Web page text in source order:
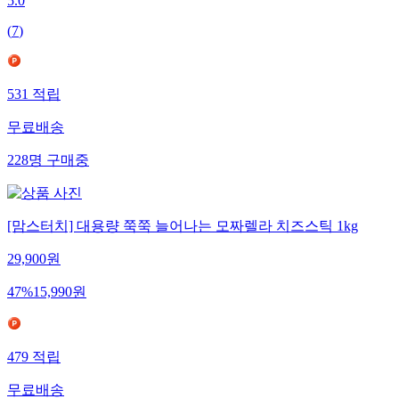
5.0
(7)
531적립
무료배송
228명구매중
[맘스터치] 대용량 쭉쭉 늘어나는 모짜렐라 치즈스틱 1kg
29,900원
47%15,990원
479적립
무료배송